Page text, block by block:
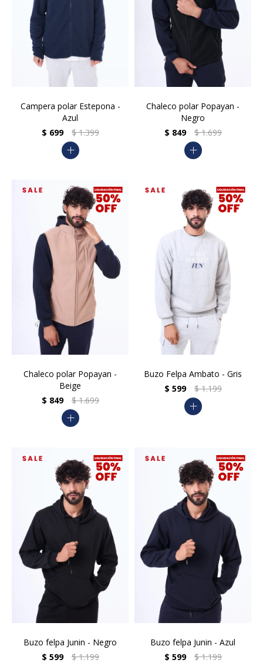
Campera polar Estepona -
Azul
$ 699 $ 1.399
add
Chaleco polar Popayan -
Negro
$ 849 $ 1.699
add
Chaleco polar Popayan -
Beige
$ 849 $ 1.699
add
Buzo Felpa Ambato - Gris
$ 599 $ 1.199
add
Buzo felpa Junin - Negro
$ 599 $ 1.199
Buzo felpa Junin - Azul
$ 599 $ 1.199